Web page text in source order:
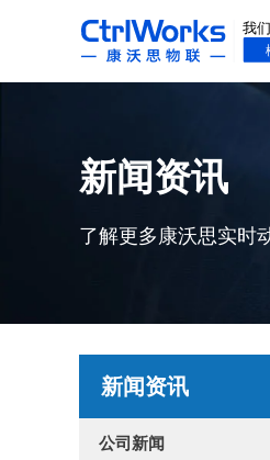
新闻资讯
了解更多康沃思实时
新闻资讯
公司新闻